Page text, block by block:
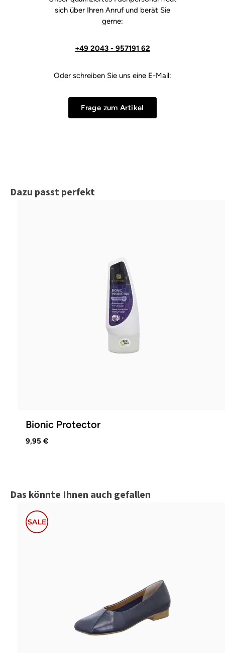
sich über Ihren Anruf und berät Sie
gerne:
+49 2043 - 957191 62
Oder schreiben Sie uns eine E-Mail:
Frage zum Artikel
Produktgalerie überspringen
Dazu passt perfekt
Bionic Protector
9,95 €
Produktgalerie überspringen
Das könnte Ihnen auch gefallen